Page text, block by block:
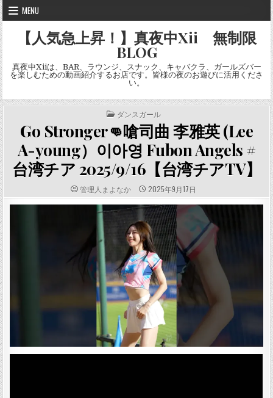
Skip
to
content
MENU
【人気急上昇！】真夜中Xii 無制限
BLOG
真夜中Xiiは、BAR、ラウンジ、スナック、キャバクラ、ガールズバー
を楽しむための動画紹介するお店です。皆様の夜のお遊びに活用くださ
い。
POSTED
IN
ダンスガール
Go Stronger👊嗆司曲 李雅英 (Lee
A-young）이아영 Fubon Angels #
台湾チア 2025/9/16【台湾チアTV】
AUTHOR:
管理人まよなか PUBLISHED
DATE:
2025年9月17日